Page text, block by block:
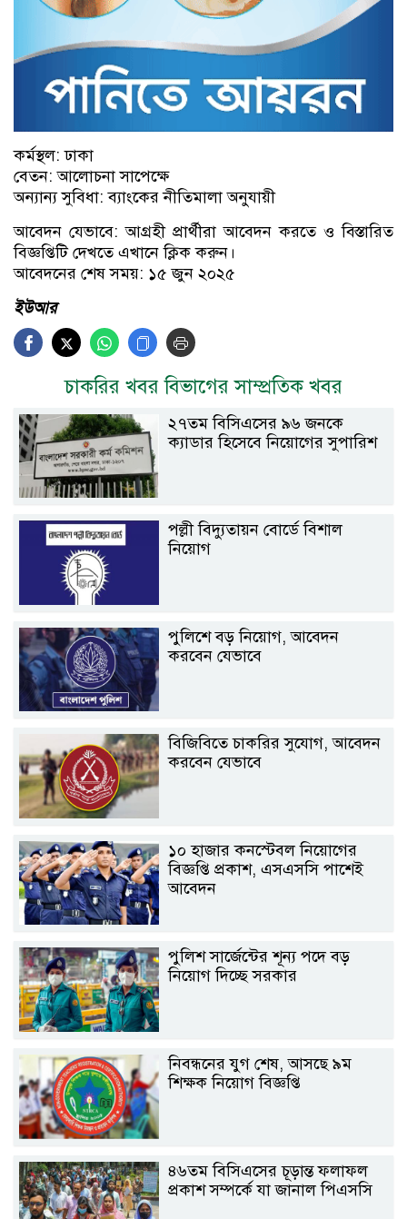
কর্মস্থল: ঢাকা
বেতন: আলোচনা সাপেক্ষে
অন্যান্য সুবিধা: ব্যাংকের নীতিমালা অনুযায়ী
আবেদন যেভাবে: আগ্রহী প্রার্থীরা আবেদন করতে ও বিস্তারিত
বিজ্ঞপ্তিটি দেখতে এখানে ক্লিক করুন।
আবেদনের শেষ সময়: ১৫ জুন ২০২৫
ইউআর
চাকরির খবর বিভাগের সাম্প্রতিক খবর
২৭তম বিসিএসের ৯৬ জনকে
ক্যাডার হিসেবে নিয়োগের সুপারিশ
পল্লী বিদ্যুতায়ন বোর্ডে বিশাল
নিয়োগ
পুলিশে বড় নিয়োগ, আবেদন
করবেন যেভাবে
বিজিবিতে চাকরির সুযোগ, আবেদন
করবেন যেভাবে
১০ হাজার কনস্টেবল নিয়োগের
বিজ্ঞপ্তি প্রকাশ, এসএসসি পাশেই
আবেদন
পুলিশ সার্জেন্টের শূন্য পদে বড়
নিয়োগ দিচ্ছে সরকার
নিবন্ধনের যুগ শেষ, আসছে ৯ম
শিক্ষক নিয়োগ বিজ্ঞপ্তি
৪৬তম বিসিএসের চূড়ান্ত ফলাফল
প্রকাশ সম্পর্কে যা জানাল পিএসসি